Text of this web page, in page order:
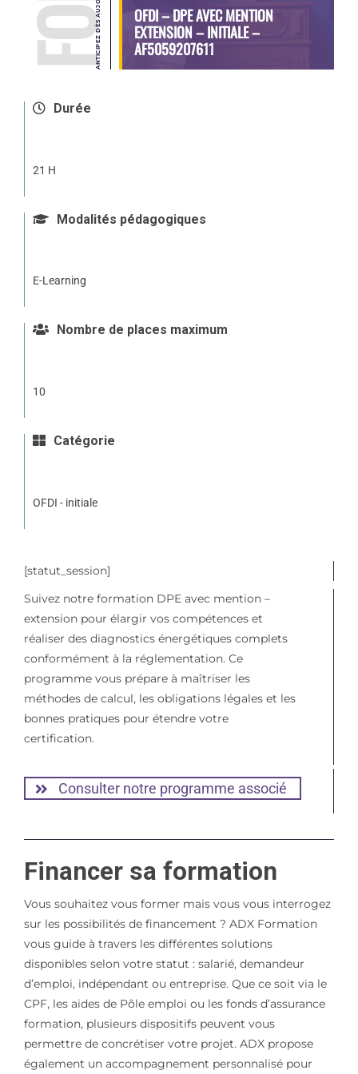
OFDI – DPE AVEC MENTION
EXTENSION – INITIALE –
AF5059207611
Durée
21 H
Modalités pédagogiques
E-Learning
Nombre de places maximum
10
Catégorie
OFDI - initiale
[statut_session]
Suivez notre formation DPE avec mention –
extension pour élargir vos compétences et
réaliser des diagnostics énergétiques complets
conformément à la réglementation. Ce
programme vous prépare à maîtriser les
méthodes de calcul, les obligations légales et les
bonnes pratiques pour étendre votre
certification.
Consulter notre programme associé
Financer sa formation
Vous souhaitez vous former mais vous vous interrogez
sur les possibilités de financement ? ADX Formation
vous guide à travers les différentes solutions
disponibles selon votre statut : salarié, demandeur
d’emploi, indépendant ou entreprise. Que ce soit via le
CPF, les aides de Pôle emploi ou les fonds d’assurance
formation, plusieurs dispositifs peuvent vous
permettre de concrétiser votre projet. ADX propose
également un accompagnement personnalisé pour